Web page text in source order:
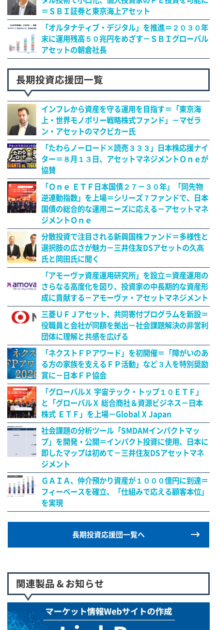
＝ＳＢＩ証券と東京海上アセット
「オルタナティブ・デジタル」を推進＝２０３０年
末に運用残高５０兆円をめざす－ＳＢＩグローバル
アセットの朝倉社長
長期投資応援団一覧
インフレから資産を守る運用を目指す＝「東京海
上・世界モノポリー戦略株式ファンド」－マゼラ
ン・アセットのマクビカー氏
「たわらノーロード×読売３３３」日本株応援ナイ
ター＝８月１３日、アセットマネジメントＯｎｅが
協賛
「Ｏｎｅ ＥＴＦ日本国債２７－３０年」「同先物
逆連動指数」を上場＝シリーズ７ファンドで、日本
国債の総合的な運用ニーズに応える－アセットマネ
ジメントＯｎｅ
分散投資で注目される新興国株ファンド＝多様性と
選択肢の広さが魅力－三井住友DSアセットの久髙
氏と岡田氏に聞く
「アモーヴァ資産運用研究所」を設立＝資産運用の
さらなる高度化を図り、投資家の中長期的な資産形
成に貢献する－アモーヴァ・アセットマネジメント
三菱ＵＦＪアセット、共同寄付プログラムを新設＝
役職員と会社が同額を拠出－社会課題解決の非営利
団体に理解と共感を広げる
「ネクストＦＰアワード」を初開催＝「障がいのあ
る方の家族を支えるＦＰ活動」など３人を特別奨励
賞に－日本ＦＰ協会
「グローバルＸ 宇宙テック・トップ１０ＥＴＦ」
と「グローバルＸ 総合商社＆資源ビジネス－日本
株式 ＥＴＦ」を上場－Global X Japan
社会課題の分析ツール「SMDAMインパクトマッ
プ」を開発・公開＝インパクト投資に使用、日本に
即したマップは初めて－三井住友DSアセットマネ
ジメント
ＧＡＩＡ、仲介預かり資産が１０００億円に到達＝
フィーベースを確立、「仕組みで応える顧客本位」
を実現
長期投資応援団一覧へ
関連製品 & お知らせ